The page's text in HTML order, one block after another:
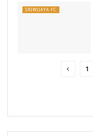
SRIWIJAYA FC
1